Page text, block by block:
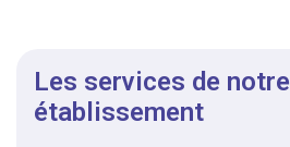
Les services de notre
établissement